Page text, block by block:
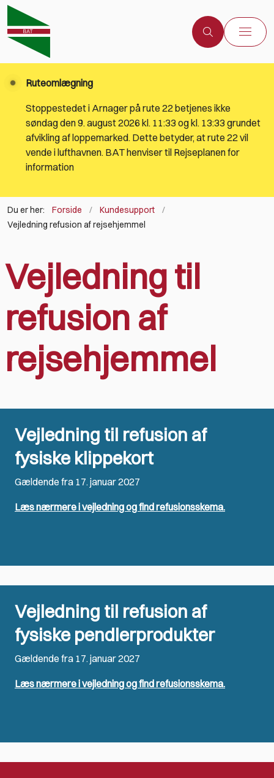
Ruteomlægning
Stoppestedet i Arnager på rute 22 betjenes ikke
søndag den 9. august 2026 kl. 11:33 og kl. 13:33 grundet
afvikling af loppemarked. Dette betyder, at rute 22 vil
vende i lufthavnen. BAT henviser til Rejseplanen for
information
Du er her: Forside
Kundesupport
Vejledning refusion af rejsehjemmel
Vejledning til
refusion af
rejsehjemmel
Vejledning til refusion af
fysiske klippekort
Gældende fra 17. januar 2027
Læs nærmere i vejledning og find refusionsskema.
Vejledning til refusion af
fysiske pendlerprodukter
Gældende fra 17. januar 2027
Læs nærmere i vejledning og find refusionsskema.